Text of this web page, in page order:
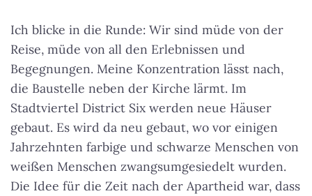
Ich blicke in die Runde: Wir sind müde von der
Reise, müde von all den Erlebnissen und
Begegnungen. Meine Konzentration lässt nach,
die Baustelle neben der Kirche lärmt. Im
Stadtviertel District Six werden neue Häuser
gebaut. Es wird da neu gebaut, wo vor einigen
Jahrzehnten farbige und schwarze Menschen von
weißen Menschen zwangsumgesiedelt wurden.
Die Idee für die Zeit nach der Apartheid war, dass